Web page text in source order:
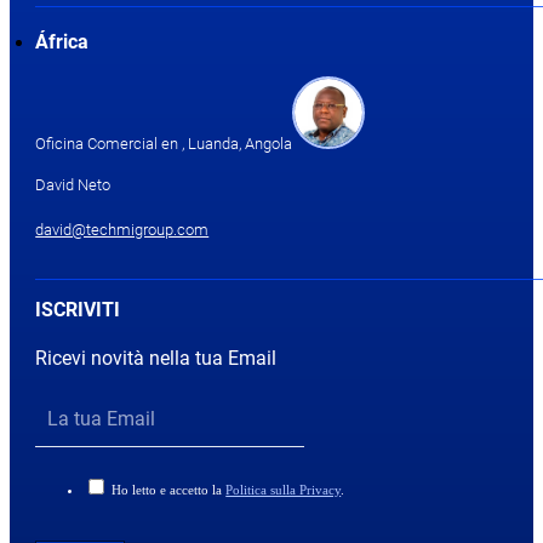
África
Oficina Comercial en , Luanda, Angola
David Neto
david@techmigroup.com
ISCRIVITI
Ricevi novità nella tua Email
Ho letto e accetto laPolitica sulla Privacy.